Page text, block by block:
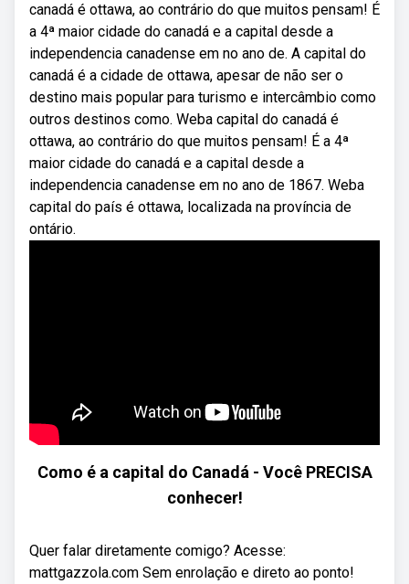
canadá é ottawa, ao contrário do que muitos pensam! É
a 4ª maior cidade do canadá e a capital desde a
independencia canadense em no ano de. A capital do
canadá é a cidade de ottawa, apesar de não ser o
destino mais popular para turismo e intercâmbio como
outros destinos como. Weba capital do canadá é
ottawa, ao contrário do que muitos pensam! É a 4ª
maior cidade do canadá e a capital desde a
independencia canadense em no ano de 1867. Weba
capital do país é ottawa, localizada na província de
ontário.
Como é a capital do Canadá - Você PRECISA
conhecer!
Quer falar diretamente comigo? Acesse:
mattgazzola.com Sem enrolação e direto ao ponto!